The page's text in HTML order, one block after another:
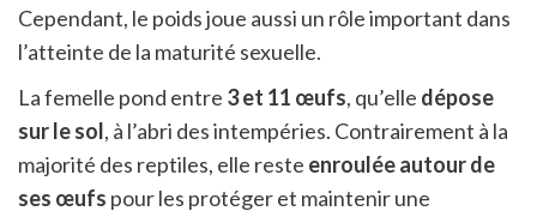
Cependant, le poids joue aussi un rôle important dans
l’atteinte de la maturité sexuelle.
La femelle pond entre 3 et 11 œufs, qu’elle dépose
sur le sol, à l’abri des intempéries. Contrairement à la
majorité des reptiles, elle reste enroulée autour de
ses œufs pour les protéger et maintenir une